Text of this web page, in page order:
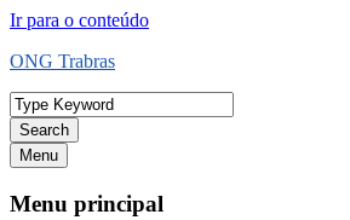
Ir para o conteúdo
ONG Trabras
Search
Menu
Menu principal